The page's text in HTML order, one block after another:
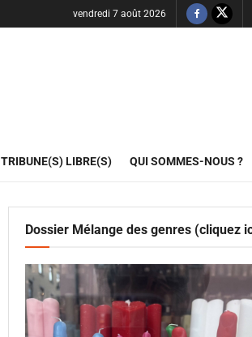
vendredi 7 août 2026
TRIBUNE(S) LIBRE(S) QUI SOMMES-NOUS ?
Dossier Mélange des genres (cliquez